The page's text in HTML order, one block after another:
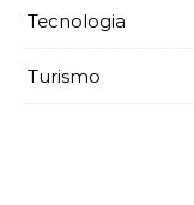
Tecnologia
Turismo